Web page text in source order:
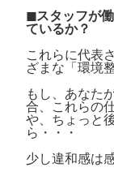
◼︎スタッフが
ているか？
これらに代表
ざまな「環境
もし、あなた
合、これらの
や、ちょっと
ら・・・
少し違和感は